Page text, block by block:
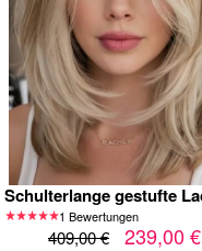
1 Bewertungen
409,00 € 239,00 €